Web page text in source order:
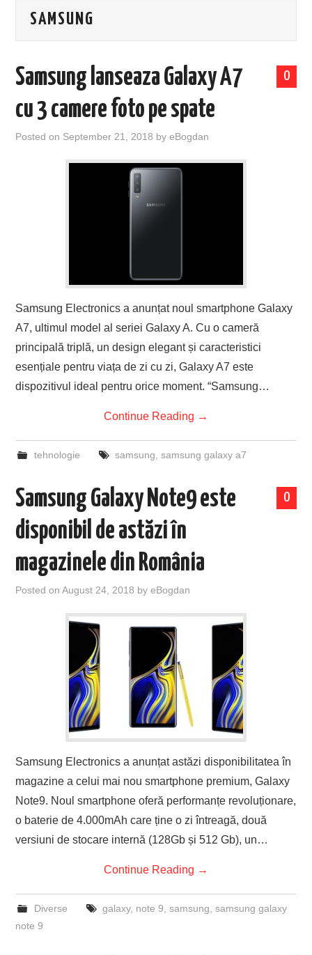
SAMSUNG
0
Samsung lanseaza Galaxy A7
cu 3 camere foto pe spate
Posted on September 21, 2018 byeBogdan
Samsung Electronics a anunțat noul smartphone Galaxy
A7, ultimul model al seriei Galaxy A. Cu o cameră
principală triplă, un design elegant și caracteristici
esențiale pentru viața de zi cu zi, Galaxy A7 este
dispozitivul ideal pentru orice moment. “Samsung…
Continue Reading →
tehnologie samsung samsung galaxy a7
0
Samsung Galaxy Note9 este
disponibil de astăzi în
magazinele din România
Posted onAugust 24, 2018 byeBogdan
Samsung Electronics a anunțat astăzi disponibilitatea în
magazine a celui mai nou smartphone premium, Galaxy
Note9. Noul smartphone oferă performanțe revoluționare,
o baterie de 4.000mAh care ține o zi întreagă, două
versiuni de stocare internă (128Gb și 512 Gb), un…
Continue Reading →
Diverse galaxy, note 9 samsung samsung galaxy
note 9